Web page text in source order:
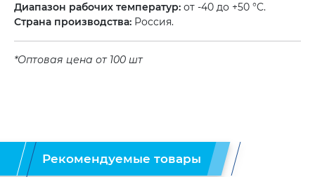
Диапазон рабочих температур: от -40 до +50 °C.
Страна производства: Россия.
*Оптовая цена от 100 шт
Рекомендуемые товары